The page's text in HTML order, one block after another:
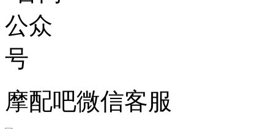
摩配吧微信客服